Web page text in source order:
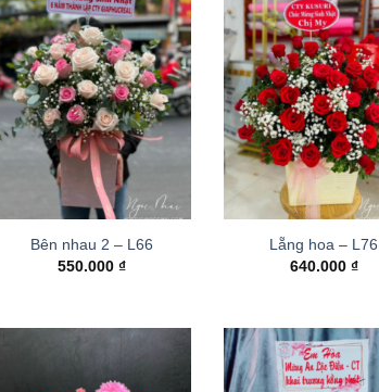
Bên nhau 2 – L66
550.000 ₫
Lẵng hoa – L76
640.000 ₫